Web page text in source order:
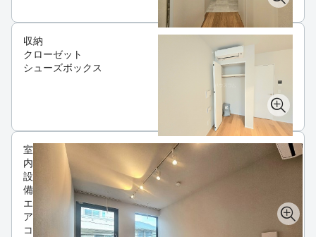
収納
クローゼット
シューズボックス
室
内
設
備
エ
ア
コ